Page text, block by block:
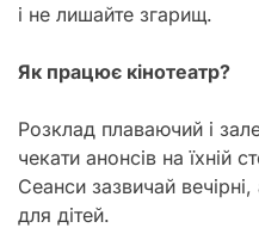
і не лишайте згарищ.
Як працює кінотеатр?
Розклад плаваючий і
чекати анонсів на їхній
Сеанси зазвичай
для дітей.